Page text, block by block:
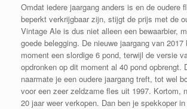
Omdat iedere jaargang anders is en de oudere
beperkt verkrijgbaar zijn, stijgt de prijs met de
Vintage Ale is dus niet alleen een bewaarbier,
goede belegging. De nieuwe jaargang van
moment een slordige 6 pond, terwijl de versie
opdronken op dit moment al 40 pond opbrengt.
naarmate je een oudere jaargang treft, tot wel
voor een zeer zeldzame fles uit 1997. Kortom,
20 jaar weer verkopen. Dan ben je spekkoper